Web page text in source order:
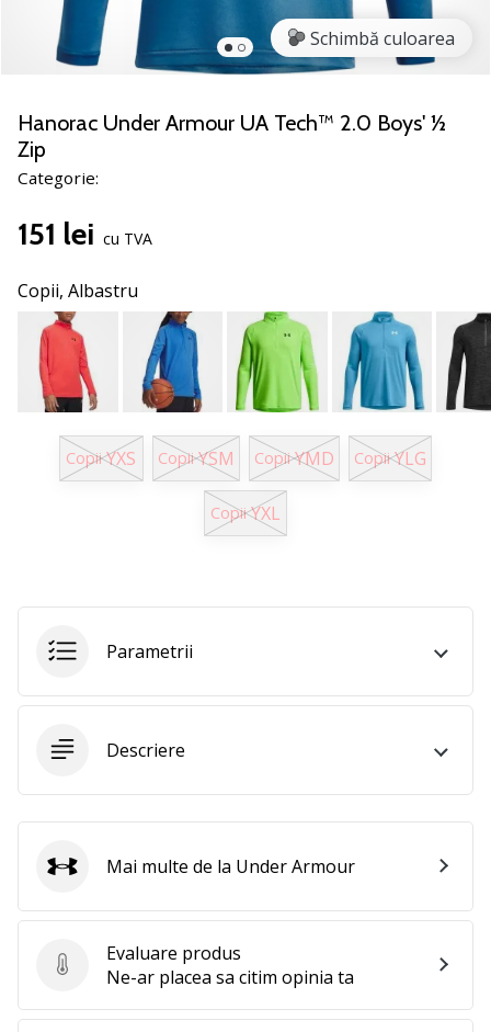
pantofi
PUMA
Accelerate
NITRO
SQD
Află
sunt
actualizările
tehnice
și
vezi
dacă
merită…
Ambasador
brandului
nostru
handbal
un
fan
handbalului
și
Alătură-
nouă
Schimbă culoarea
Hanorac Under Armour UA Tech™ 2.0 Boys' ½
Zip
Categorie:
151 lei cu TVA
Copii, Albastru
Copii YXS Copii YSM Copii YMD Copii YLG
Copii YXL
Parametrii
Descriere
Evaluare produs
Evaluare produs
Ne-ar placea sa citim opinia ta
Under Armour
Mai multe de la Under Armour